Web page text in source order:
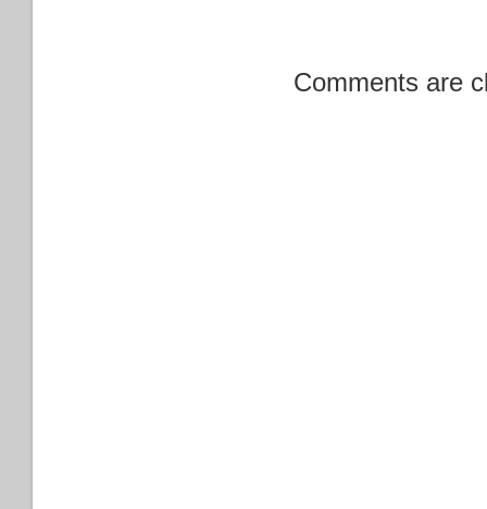
Comments are